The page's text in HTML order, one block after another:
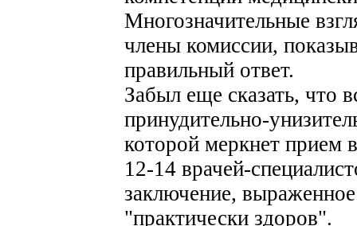
Многозначительные
члены комиссии,
правильный ответ.
Забыл еще сказать, что
принудительно-
которой меркнет прием
12-14 врачей-
заключение,
"практически здоров".